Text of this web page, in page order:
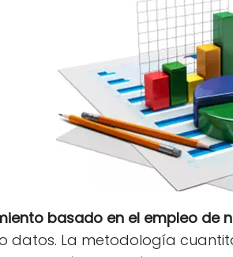
basado en el empleo de
datos. La metodología